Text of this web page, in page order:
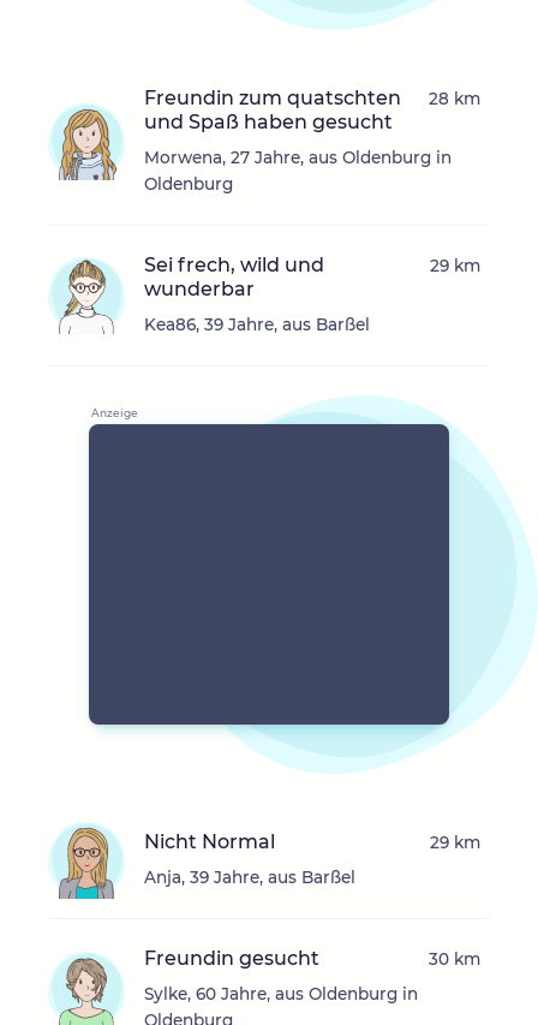
Freundin zum quatschten
und Spaß haben gesucht
Morwena, 27 Jahre, aus Oldenburg in
Oldenburg
28 km
Sei frech, wild und
wunderbar
Kea86, 39 Jahre, aus Barßel
29 km
Nicht Normal
Anja, 39 Jahre, aus Barßel
29 km
Freundin gesucht
Sylke, 60 Jahre, aus Oldenburg in
Oldenburg
30 km